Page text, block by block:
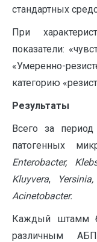
стандартных
При
показатели:
«Умеренно-
категорию
Результаты
Всего за
патогенных
Enterobacter,
Kluyvera, Yersinia,
Acinetobacter.
Каждый штамм
различным